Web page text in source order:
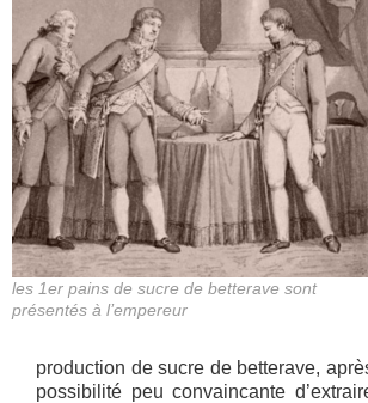
les 1er pains de sucre de betterave sont
présentés à l’empereur
production de sucre de betterave,
possibilité peu convaincante